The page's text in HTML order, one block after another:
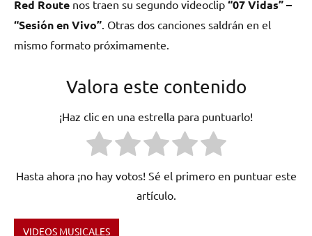
Red Route nos traen su segundo videoclip “07 Vidas” –
“Sesión en Vivo” . Otras dos canciones saldrán en el
mismo formato próximamente.
Valora este contenido
¡Haz clic en una estrella para puntuarlo!
Hasta ahora ¡no hay votos! Sé el primero en puntuar este
artículo.
VIDEOS MUSICALES